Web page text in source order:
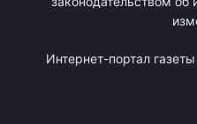
Интернет-портал